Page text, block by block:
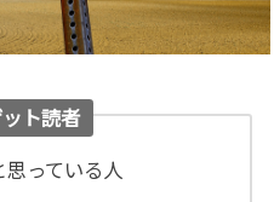
ト読者
思っている人